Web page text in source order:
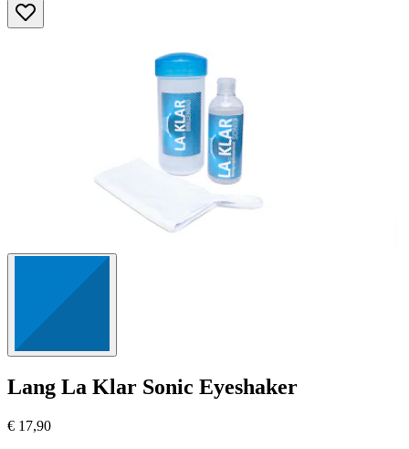
Lang La Klar Sonic Eyeshaker
€ 17,90